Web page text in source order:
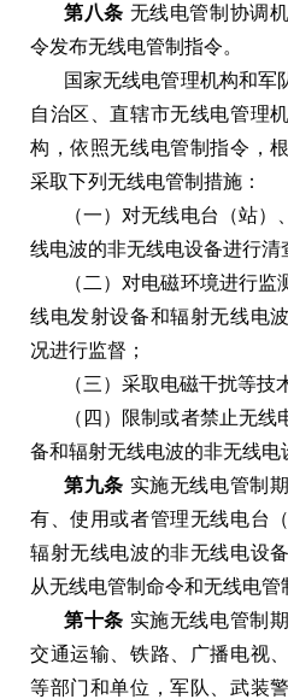
第八条 无线电管制协调
令发布无线电管制指令。
国家无线电管理机构和军
自治区、直辖市无线电管理
构，依照无线电管制指令，
采取下列无线电管制措施：
（一）对无线电台（站
线电波的非无线电设备进行清
（二）对电磁环境进行
线电发射设备和辐射无线电
况进行监督；
（三）采取电磁干扰等技
（四）限制或者禁止无
备和辐射无线电波的非无线电
第九条 实施无线电管制
有、使用或者管理无线电台
辐射无线电波的非无线电设
从无线电管制命令和无线电管
第十条 实施无线电管制
交通运输、铁路、广播电视
等部门和单位，军队、武装